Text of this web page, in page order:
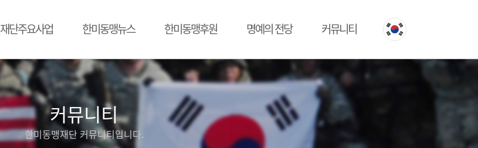
재단주요사업 한미동맹뉴스 한미동맹후원 명예의 전당 커뮤니티
커뮤니티
한미동맹재단 커뮤니티입니다.